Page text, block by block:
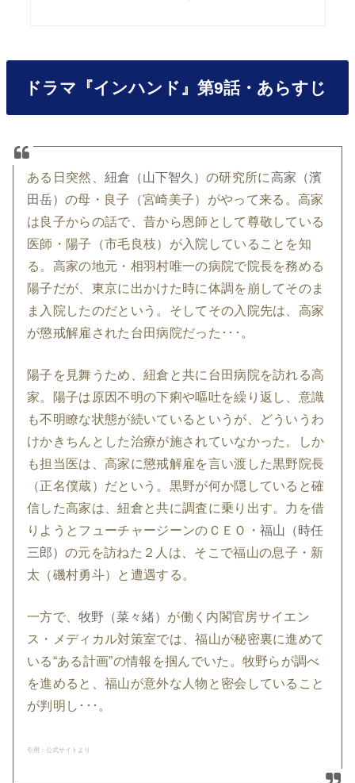
ドラマ『インハンド』第9話・あらすじ
ある日突然、 紐倉（山下智久） の研究所に高家（濱
田岳）の母・良子（宮崎美子）がやって来る。高家
は良子からの話で、昔から恩師として尊敬している
医師・陽子（市毛良枝）が入院していることを知
る。高家の地元・相羽村唯一の病院で院長を務める
陽子だが、東京に出かけた時に体調を崩してそのま
ま入院したのだという。そしてその入院先は、高家
が懲戒解雇された台田病院だった･･･。
陽子を見舞うため、紐倉と共に台田病院を訪れる高
家。陽子は原因不明の下痢や嘔吐を繰り返し、意識
も不明瞭な状態が続いているというが、どういうわ
けかきちんとした治療が施されていなかった。しか
も担当医は、高家に懲戒解雇を言い渡した黒野院長
（正名僕蔵）だという。黒野が何か隠していると確
信した高家は、紐倉と共に調査に乗り出す。力を借
りようとフューチャージーンのＣＥＯ・ 福山（時任
三郎）の元を訪ねた２人は、そこで福山の息子・新
太（磯村勇斗）と遭遇する。
一方で、牧野（菜々緒） が働く内閣官房サイエン
ス・メディカル対策室では、福山が秘密裏に進めて
いる“ある計画”の情報を掴んでいた。牧野らが調べ
を進めると、福山が意外な人物と密会していること
が判明し･･･。
引用：公式サイトより